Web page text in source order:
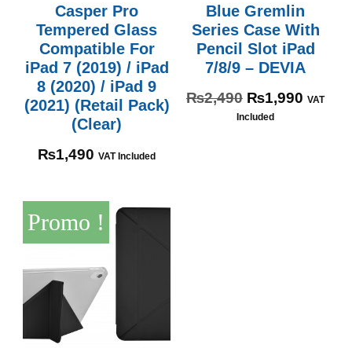
Casper Pro
Tempered Glass
Compatible For
iPad 7 (2019) / iPad
8 (2020) / iPad 9
(2021) (Retail Pack)
(Clear)
₨1,490 VAT Included
Blue Gremlin
Series Case With
Pencil Slot iPad
7/8/9 – DEVIA
₨2,490 ₨1,990 VAT
Included
Promo !